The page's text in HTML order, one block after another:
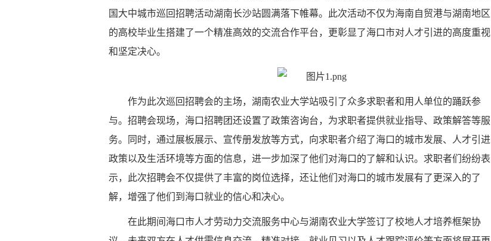
国大中城市巡回招聘活动湖南长沙站圆满落下帷幕。此次活动不仅为海南自贸港与湖南地区
的高校毕业生搭建了一个精准高效的交流合作平台，更彰显了海口市对人才引进的高度重视
和坚定决心。
作为此次巡回招聘会的主场，湖南农业大学站吸引了众多求职者和用人单位的踊跃参
与。招聘会现场，海口招聘团还设置了政策咨询台，为求职者提供就业指导、政策解答等服
务。同时，通过展板展示、宣传册发放等方式，向求职者介绍了海口的城市发展、人才引进
政策以及生活环境等方面的信息，进一步加深了他们对海口的了解和认识。求职者们纷纷表
示，此次招聘会不仅提供了丰富的岗位选择，还让他们对海口的城市发展有了更深入的了
解，增强了他们到海口就业的信心和决心。
在此期间 海口市人才劳动力交流服务中心与湖南农业大学签订了校地人才培养框架协